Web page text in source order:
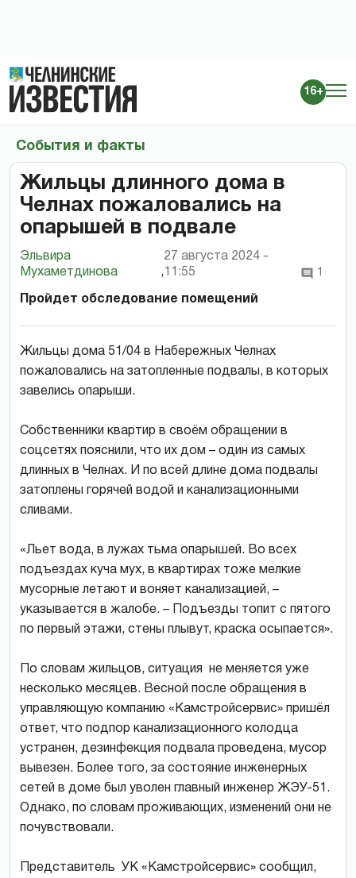
16+
События и факты
Жильцы длинного дома в
Челнах пожаловались на
опарышей в подвале
Эльвира
Мухаметдинова
,
27 августа 2024 -
11:55
1
Пройдет обследование помещений
Жильцы дома 51/04 в Набережных Челнах
пожаловались на затопленные подвалы, в которых
завелись опарыши.
Собственники квартир в своём обращении в
соцсетях пояснили, что их дом – один из самых
длинных в Челнах. И по всей длине дома подвалы
затоплены горячей водой и канализационными
сливами.
«Льет вода, в лужах тьма опарышей. Во всех
подъездах куча мух, в квартирах тоже мелкие
мусорные летают и воняет канализацией, –
указывается в жалобе. – Подъезды топит с пятого
по первый этажи, стены плывут, краска осыпается».
По словам жильцов, ситуация не меняется уже
несколько месяцев. Весной после обращения в
управляющую компанию «Камстройсервис» пришёл
ответ, что подпор канализационного колодца
устранен, дезинфекция подвала проведена, мусор
вывезен. Более того, за состояние инженерных
сетей в доме был уволен главный инженер ЖЭУ-51.
Однако, по словам проживающих, изменений они не
почувствовали.
Представитель УК «Камстройсервис» сообщил,